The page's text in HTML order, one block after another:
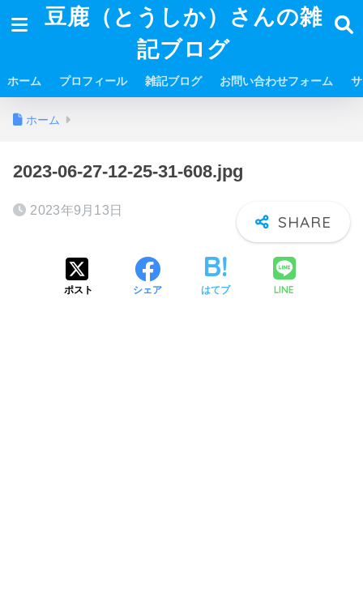
豆鹿（とうしか）さんの雑
記ブログ
ホーム プロフィール 雑記ブログ お問い合わせフォーム
ホーム
2023-06-27-12-25-31-608.jpg
2023年9月13日
ポスト シェア はてブ LINE